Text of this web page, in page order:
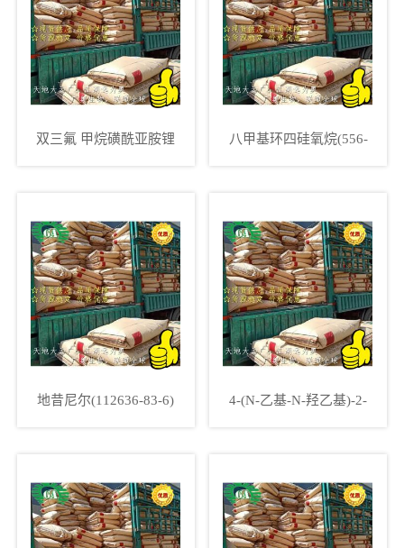
双三氟 甲烷磺酰亚胺锂
八甲基环四硅氧烷(556-
地昔尼尔(112636-83-6)
4-(N-乙基-N-羟乙基)-2-